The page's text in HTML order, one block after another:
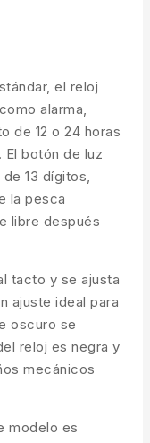
el reloj
alarma,
de 12 o 24 horas
botón de luz
13 dígitos,
la pesca
libre después
tacto y se ajusta
ajuste ideal para
oscuro se
reloj es negra y
mecánicos
modelo es